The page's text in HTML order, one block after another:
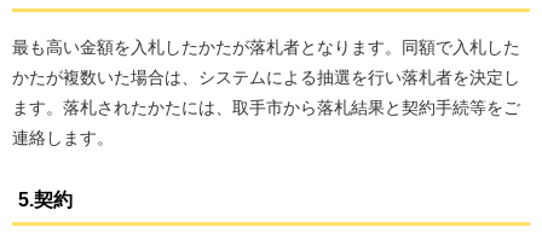
最も高い金額を入札したかたが落札者となります。同額で入札した
かたが複数いた場合は、システムによる抽選を行い落札者を決定し
ます。落札されたかたには、取手市から落札結果と契約手続等をご
連絡します。
5.契約